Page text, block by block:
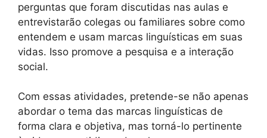
perguntas que foram discutidas nas aulas e
entrevistarão colegas ou familiares sobre como
entendem e usam marcas linguísticas em suas
vidas. Isso promove a pesquisa e a interação
social.
Com essas atividades, pretende-se não apenas
abordar o tema das marcas linguísticas de
forma clara e objetiva, mas torná-lo pertinente